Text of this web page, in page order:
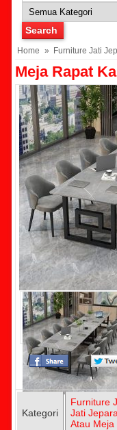
Home » Furniture Jati
Meja Rapat
Kategori
Furniture
Jati Jepara
Atau Meja